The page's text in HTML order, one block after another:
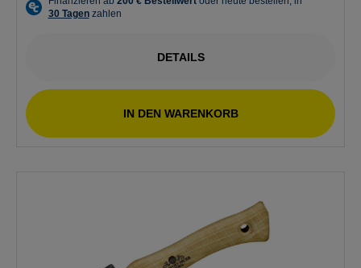
DETAILS
IN DEN WARENKORB